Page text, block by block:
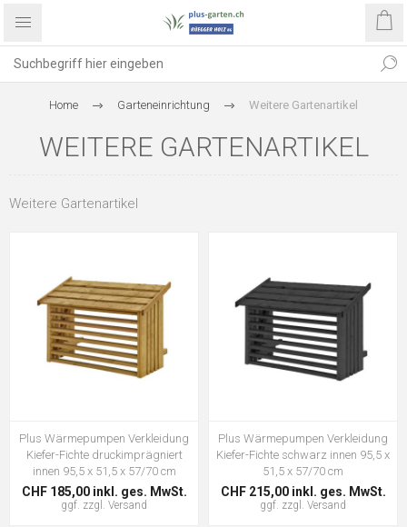
Home Garteneinrichtung Weitere Gartenartikel
WEITERE GARTENARTIKEL
Weitere Gartenartikel
Plus Wärmepumpen Verkleidung
Kiefer-Fichte druckimprägniert
innen 95,5 x 51,5 x 57/70 cm
CHF 185,00 inkl. ges. MwSt.
ggf. zzgl. Versand
Plus Wärmepumpen Verkleidung
Kiefer-Fichte schwarz innen 95,5 x
51,5 x 57/70 cm
CHF 215,00 inkl. ges. MwSt.
ggf. zzgl. Versand